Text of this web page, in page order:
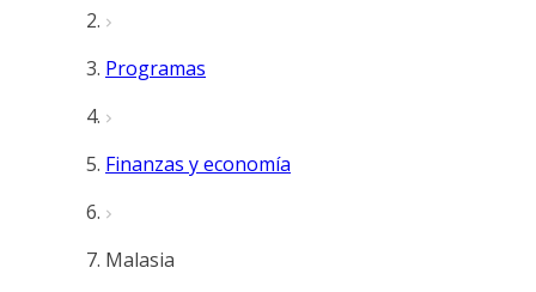
Programas
Finanzas y economía
Malasia